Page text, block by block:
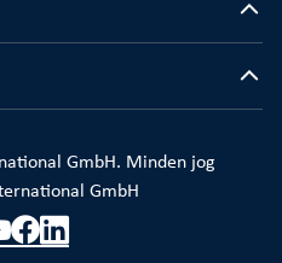
GmbH. Minden jog
GmbH